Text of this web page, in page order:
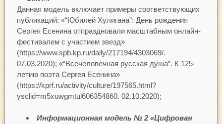
Данная модель включает примеры соответствующих
публикаций: «“Юбилей Хулигана”: День рождения
Сергея Есенина отпраздновали масштабным онлайн-
фестивалем с участием звезд»
(https://www.spb.kp.ru/daily/217194/4303069/.
07.03.2020); «“Всечеловечная русская душа”. К 125-
летию поэта Сергея Есенина»
(https://kprf.ru/activity/culture/197565.html?
ysclid=m5xuwgmtul606354860. 02.10.2020);
Информационная модель № 2 «Цифровая